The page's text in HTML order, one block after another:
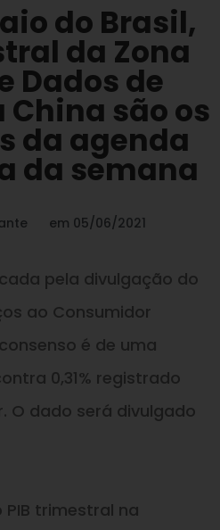
do Brasil,
da Zona
Dados de
são os
da agenda
da semana
em 05/06/2021
pela divulgação do
ao Consumidor
é de uma
0,31% registrado
O dado será divulgado
trimestral na